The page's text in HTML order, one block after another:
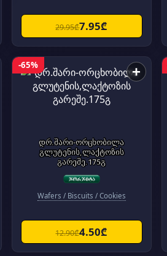
29.95₾7.95₾
-65% +
დრ.შარი-ორცხობილა
გლუტენის,ლაქტოზის
გარეშე.175გ
Wafers / Biscuits / Cookies
12.90₾4.50₾